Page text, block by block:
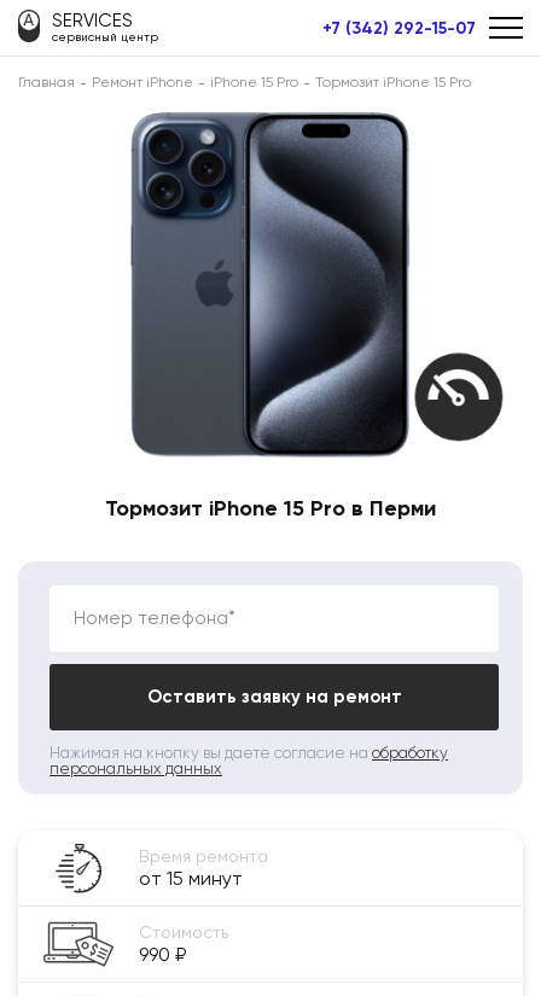
SERVICES
сервисный центр +7 (342) 292-15-07
Главная Ремонт iPhone iPhone 15 Pro Тормозит iPhone 15 Pro
Тормозит iPhone 15 Pro в Перми
Номер телефона*
Оставить заявку на ремонт
Нажимая на кнопку вы даете согласие на обработку
персональных данных
Время ремонта
от 15 минут
Стоимость
990 ₽